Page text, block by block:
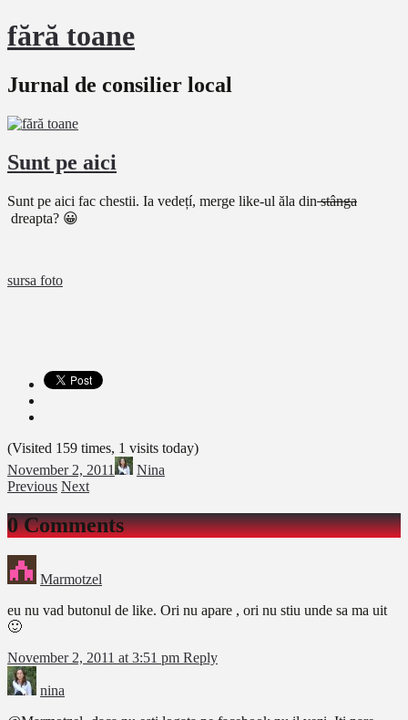
fără toane
Jurnal de consilier local
Sunt pe aici
Sunt pe aici fac chestii. Ia vedețí, merge like-ul ăla dinstânga
dreapta? 😀
sursa foto
(Visited 159 times, 1 visits today)
November 2, 2011
Nina
Previous Next
0 Comments
Marmotzel
eu nu vad butonul de like. Ori nu apare , ori nu stiu unde sa ma uit
🙂
November 2, 2011 at 3:51 pm Reply
nina